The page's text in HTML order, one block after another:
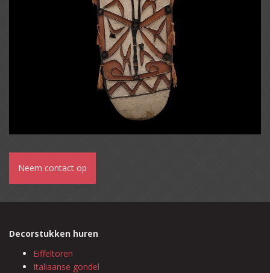
Neem contact op
Decorstukken huren
Eiffeltoren
Italiaanse gondel